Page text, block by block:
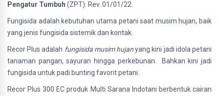
Pengatur Tumbuh (ZPT). Rev. 01/01/22.
Fungisida adalah kebutuhan utama petani saat musim hujan, baik
yang jenis fungisida sistemik dan kontak.
Recor Plus adalah fungisida musim hujanyang kini jadi idola petani
tanaman pangan, sayuran hingga perkebunan. Bahkan kini jadi
fungisida untuk padi bunting favorit petani.
Recor Plus 300 EC produk Multi Sarana Indotani berbentuk cairan